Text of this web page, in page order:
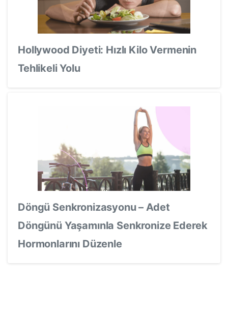
Hollywood Diyeti: Hızlı Kilo Vermenin
Tehlikeli Yolu
Döngü Senkronizasyonu – Adet
Döngünü Yaşamınla Senkronize Ederek
Hormonlarını Düzenle